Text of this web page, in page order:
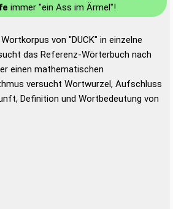
immer "ein Ass im Ärmel"!
von "DUCK" in einzelne
das Referenz-Wörterbuch nach
einen mathematischen
versucht Wortwurzel, Aufschluss
Definition und Wortbedeutung von